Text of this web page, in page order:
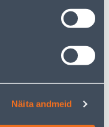
Näita andmeid